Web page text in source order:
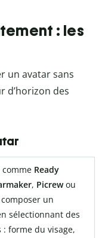
: les
un avatar sans
d’horizon des
Ready
, Picrewou
un
sélectionnant des
forme du visage,